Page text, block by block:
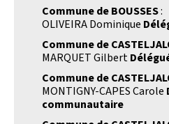
Commune de BOUSSES:
OLIVEIRA Dominique
Commune de
MARQUET Gilbert
Commune de
MONTIGNY-CAPES Carole
communautaire